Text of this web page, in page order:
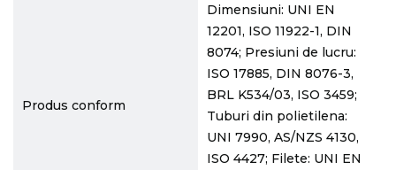
Produs conform
Dimensiuni: UNI EN
12201, ISO 11922-1, DIN
8074; Presiuni de lucru:
ISO 17885, DIN 8076-3,
BRL K534/03, ISO 3459;
Tuburi din polietilena:
UNI 7990, AS/NZS 4130,
ISO 4427; Filete: UNI EN